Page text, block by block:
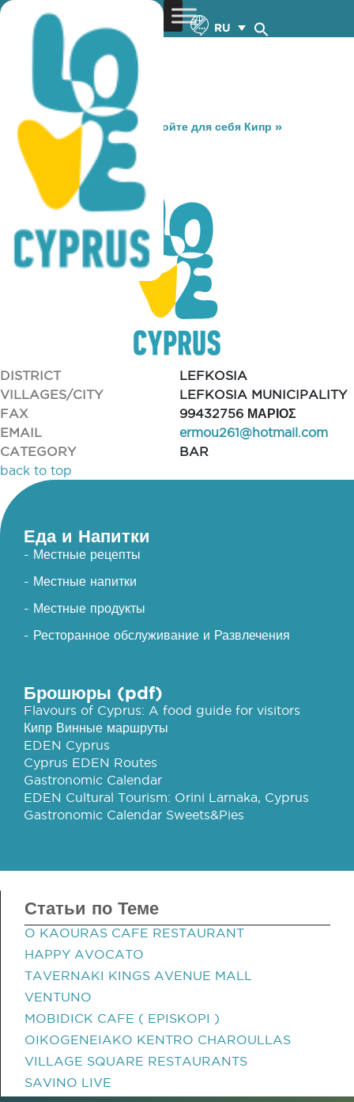
RU
You are here: Home »Откройте для себя Кипр »
Gastronomy
» ERMOU 261
ERMOU 261
DISTRICT
LEFKOSIA
VILLAGES/CITY
LEFKOSIA MUNICIPALITY
FAX
99432756 ΜΑΡΙΟΣ
EMAIL
ermou261@hotmail.com
CATEGORY
BAR
back to top
Еда и Напитки
- Местные рецепты
- Местные напитки
- Местные продукты
- Ресторанное обслуживание и Развлечения
Брошюры (pdf)
Flavours of Cyprus: A food guide for visitors
Кипр Винные маршруты
EDEN Cyprus
Cyprus EDEN Routes
Gastronomic Calendar
EDEN Cultural Tourism: Orini Larnaka, Cyprus
Gastronomic Calendar Sweets&Pies
Статьи по Теме
O KAOURAS CAFE RESTAURANT
HAPPY AVOCATO
TAVERNAKI KINGS AVENUE MALL
VENTUNO
MOBIDICK CAFE ( EPISKOPI )
OIKOGENEIAKO KENTRO CHAROULLAS
VILLAGE SQUARE RESTAURANTS
SAVINO LIVE